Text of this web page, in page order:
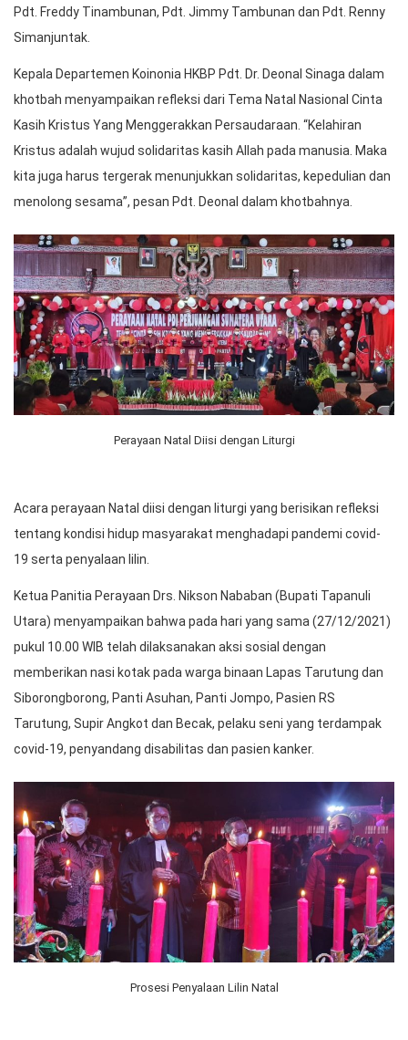
Pdt. Freddy Tinambunan, Pdt. Jimmy Tambunan dan Pdt. Renny
Simanjuntak.
Kepala Departemen Koinonia HKBP Pdt. Dr. Deonal Sinaga dalam
khotbah menyampaikan refleksi dari Tema Natal Nasional Cinta
Kasih Kristus Yang Menggerakkan Persaudaraan. “Kelahiran
Kristus adalah wujud solidaritas kasih Allah pada manusia. Maka
kita juga harus tergerak menunjukkan solidaritas, kepedulian dan
menolong sesama”, pesan Pdt. Deonal dalam khotbahnya.
Perayaan Natal Diisi dengan Liturgi
Acara perayaan Natal diisi dengan liturgi yang berisikan refleksi
tentang kondisi hidup masyarakat menghadapi pandemi covid-
19 serta penyalaan lilin.
Ketua Panitia Perayaan Drs. Nikson Nababan (Bupati Tapanuli
Utara) menyampaikan bahwa pada hari yang sama (27/12/2021)
pukul 10.00 WIB telah dilaksanakan aksi sosial dengan
memberikan nasi kotak pada warga binaan Lapas Tarutung dan
Siborongborong, Panti Asuhan, Panti Jompo, Pasien RS
Tarutung, Supir Angkot dan Becak, pelaku seni yang terdampak
covid-19, penyandang disabilitas dan pasien kanker.
Prosesi Penyalaan Lilin Natal